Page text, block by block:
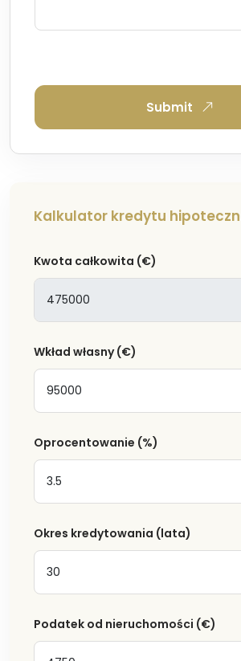
Submit
Kalkulator kredytu
Kwota całkowita (€)
Wkład własny(€)
Oprocentowanie (%)
Okres kredytowania (lata)
Podatek od nieruchomości (€)